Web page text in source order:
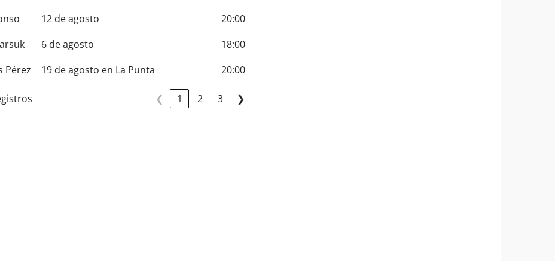
12 de agosto
20:00
6 de agosto
18:00
Pérez 19 de agosto en La Punta 20:00
❮ 1 2 3 ❯